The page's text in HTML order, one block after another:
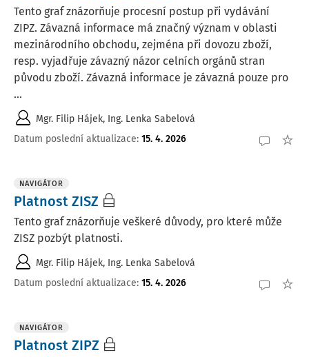
Tento graf znázorňuje procesní postup při vydávání
ZIPZ. Závazná informace má značný význam v oblasti
mezinárodního obchodu, zejména při dovozu zboží,
resp. vyjadřuje závazný názor celních orgánů stran
původu zboží. Závazná informace je závazná pouze pro
...
Mgr. Filip Hájek, Ing. Lenka Sabelová
Datum poslední aktualizace: 15. 4. 2026
NAVIGÁTOR
Platnost ZISZ
Tento graf znázorňuje veškeré důvody, pro které může
ZISZ pozbýt platnosti.
Mgr. Filip Hájek, Ing. Lenka Sabelová
Datum poslední aktualizace: 15. 4. 2026
NAVIGÁTOR
Platnost ZIPZ